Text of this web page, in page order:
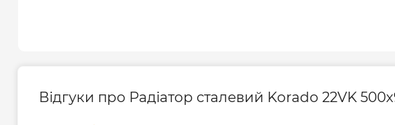
Відгуки про Радіатор сталевий Korado 22VK